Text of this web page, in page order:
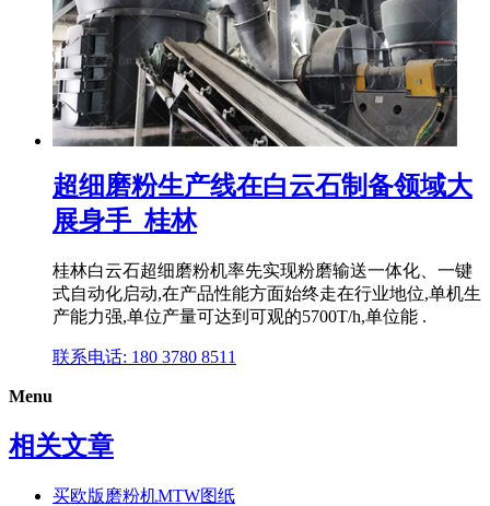
超细磨粉生产线在白云石制备领域大
展身手_桂林
桂林白云石超细磨粉机率先实现粉磨输送一体化、一键
式自动化启动,在产品性能方面始终走在行业地位,单机生
产能力强,单位产量可达到可观的5700T/h,单位能 .
联系电话: 180 3780 8511
Menu
相关文章
买欧版磨粉机MTW图纸